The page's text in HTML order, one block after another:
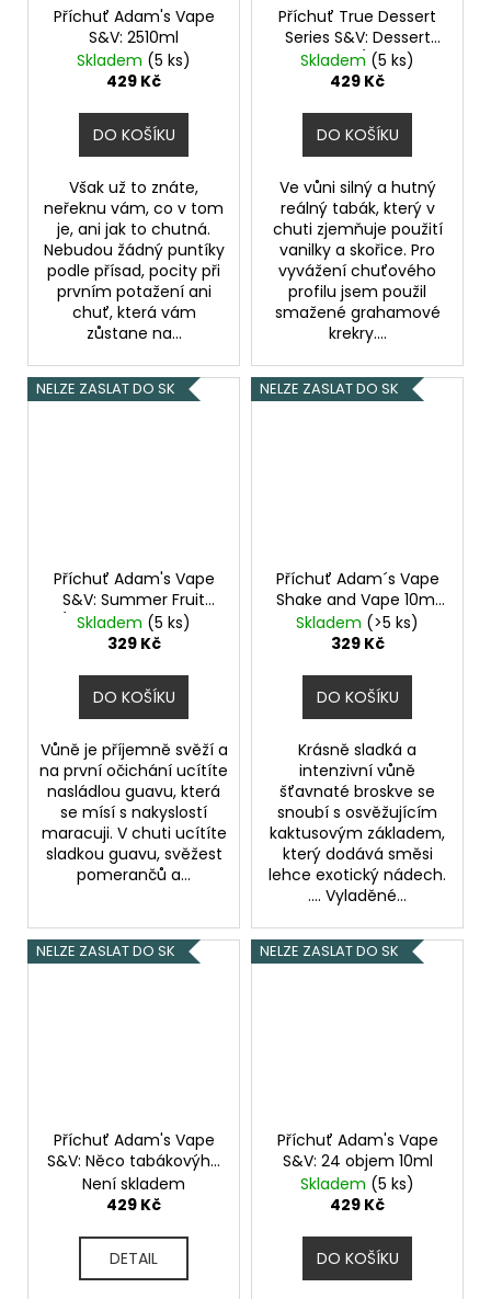
Příchuť Adam's Vape
S&V: 2510ml
Skladem (5 ks)
429 Kč
DO KOŠÍKU
Však už to znáte,
neřeknu vám, co v tom
je, ani jak to chutná.
Nebudou žádný puntíky
podle přísad, pocity při
prvním potažení ani
chuť, která vám
zůstane na...
Příchuť True Dessert
Series S&V: Dessert
Tobacco (Dezertní
tabák) 10ml
Skladem (5 ks)
429 Kč
DO KOŠÍKU
Ve vůni silný a hutný
reálný tabák, který v
chuti zjemňuje použití
vanilky a skořice. Pro
vyvážení chuťového
profilu jsem použil
smažené grahamové
krekry....
NELZE ZASLAT DO SK
Příchuť Adam's Vape
S&V: Summer Fruit
(Tropické ovoce na
ledu) 10ml
Skladem (5 ks)
329 Kč
DO KOŠÍKU
Vůně je příjemně svěží a
na první očichání ucítíte
nasládlou guavu, která
se mísí s nakyslostí
maracuji. V chuti ucítíte
sladkou guavu, svěžest
pomerančů a...
NELZE ZASLAT DO SK
Příchuť Adam´s Vape
Shake and Vape 10ml
Cactus Peach
Skladem (>5 ks)
329 Kč
DO KOŠÍKU
Krásně sladká a
intenzivní vůně
šťavnaté broskve se
snoubí s osvěžujícím
kaktusovým základem,
který dodává směsi
lehce exotický nádech.
.... Vyladěné...
NELZE ZASLAT DO SK
Příchuť Adam's Vape
S&V: Něco tabákovýho
objem 10ml
Není skladem
429 Kč
DETAIL
NELZE ZASLAT DO SK
Příchuť Adam's Vape
S&V: 24 objem 10ml
Skladem (5 ks)
429 Kč
DO KOŠÍKU